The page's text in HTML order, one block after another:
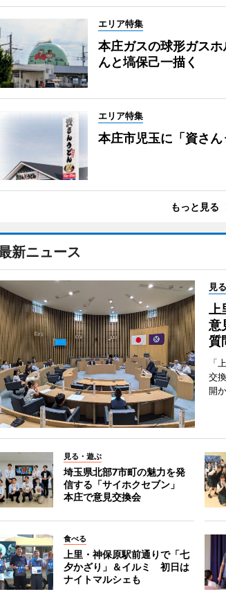
エリア特集
本庄ガスの球形ガス
んと塙保己一描く
エリア特集
本庄市児玉に「資さん
もっと見る
新ニュース
見
意
質
「
交
開
見る・遊ぶ
埼玉県北部7市町の魅力を発
信する「サイホクセブン」
本庄で意見交換会
食べる
上里・神保原駅前通りで「七
夕かざり」＆イルミ 初日は
ナイトマルシェも